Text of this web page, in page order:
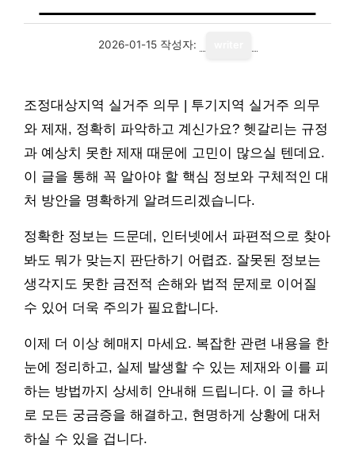
2026-01-15 작성자:
조정대상지역 실거주 의무 | 투기지역 실거주 의무
와 제재, 정확히 파악하고 계신가요? 헷갈리는 규정
과 예상치 못한 제재 때문에 고민이 많으실 텐데요.
이 글을 통해 꼭 알아야 할 핵심 정보와 구체적인 대
처 방안을 명확하게 알려드리겠습니다.
정확한 정보는 드문데, 인터넷에서 파편적으로 찾아
봐도 뭐가 맞는지 판단하기 어렵죠. 잘못된 정보는
생각지도 못한 금전적 손해와 법적 문제로 이어질
수 있어 더욱 주의가 필요합니다.
이제 더 이상 헤매지 마세요. 복잡한 관련 내용을 한
눈에 정리하고, 실제 발생할 수 있는 제재와 이를 피
하는 방법까지 상세히 안내해 드립니다. 이 글 하나
로 모든 궁금증을 해결하고, 현명하게 상황에 대처
하실 수 있을 겁니다.